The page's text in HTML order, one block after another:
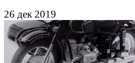
26 дек 2019